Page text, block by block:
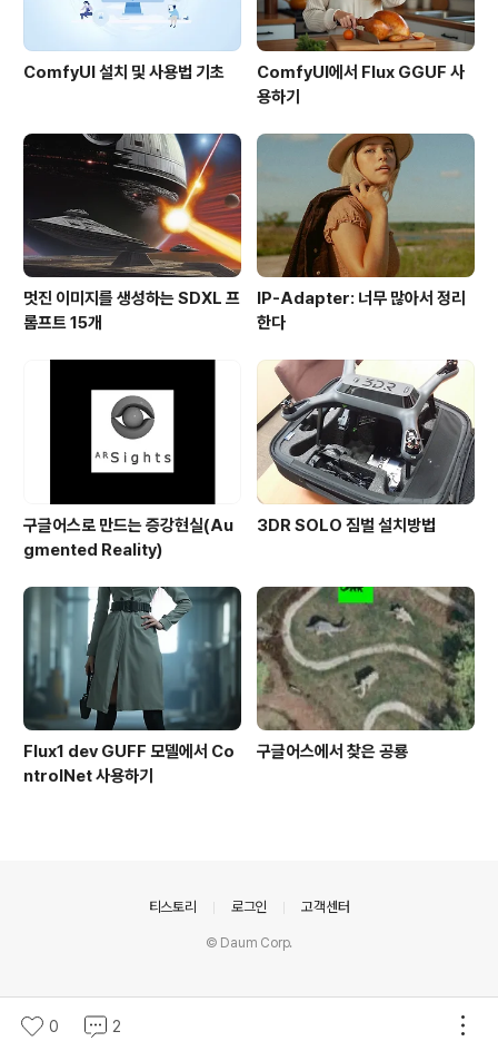
ComfyUI 설치 및 사용법 기초
ComfyUI에서 Flux GGUF 사
용하기
멋진 이미지를 생성하는 SDXL 프
롬프트 15개
IP-Adapter: 너무 많아서 정리
한다
구글어스로 만드는 증강현실(Au
gmented Reality)
3DR SOLO 짐벌 설치방법
Flux1 dev GUFF 모델에서 Co
ntrolNet 사용하기
구글어스에서 찾은 공룡
0 2
티스토리 로그인 고객센터
© Daum Corp.